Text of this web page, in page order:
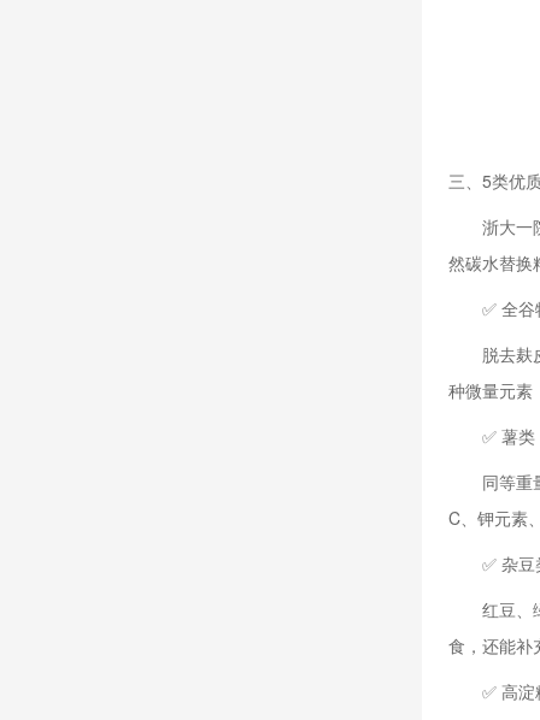
三、5类优
浙大一
然碳水替换
✅ 全谷
脱去麸
种微量元素
✅ 薯类
同等重
C、钾元素
✅ 杂豆
红豆、
食，还能补
✅ 高